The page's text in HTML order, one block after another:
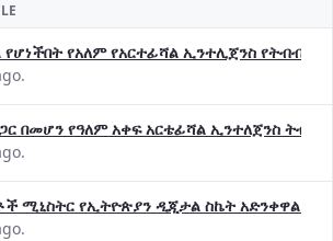
የአለም የአርተፊሻል ኢንተሊጀንስ የትብብር
በመሆን የዓለም አቀፍ አርቴፊሻል ኢንተለጀንስ
ሚኒስትር የኢትዮጵያን ዲጂታል ስኬት አድንቀዋል